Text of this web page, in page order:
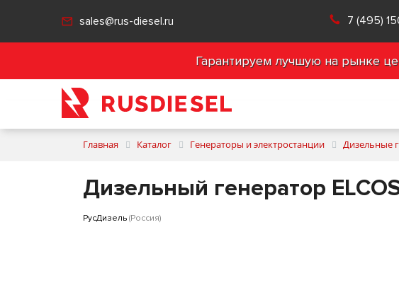
sales@rus-diesel.ru 7 (495)
Гарантируем лучшую на рынке
Главная Каталог Генераторы и электростанции Дизельные
Дизельный генератор
РусДизель (Россия)